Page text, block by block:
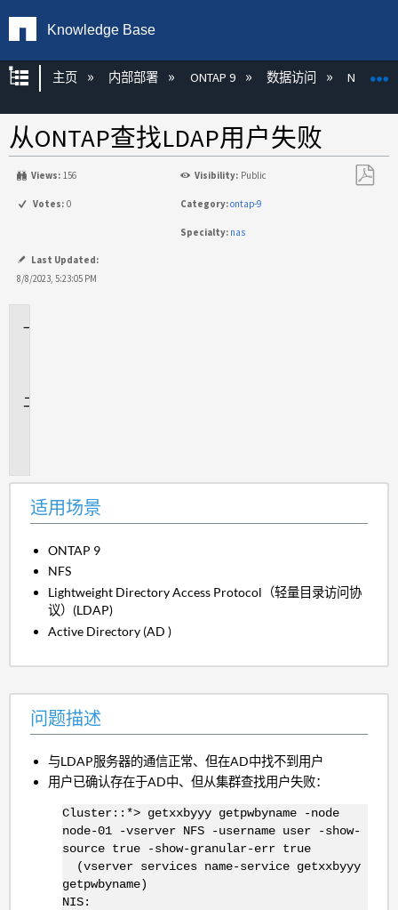
Knowledge Base
扩展/隐缩全局层次
主页 内部部署 ONTAP 9 数据访问 NAS
从ONTAP查找LDAP用户失败
Views: 156 Visibility: Public
Votes: 0 Category:ontap-9
Specialty: nas
Last Updated:
8/8/2023, 5:23:05 PM
适用场景
ONTAP 9
NFS
Lightweight Directory Access Protocol（轻量目录访问协
议）(LDAP)
Active Directory (AD )
问题描述
与LDAP服务器的通信正常、但在AD中找不到用户
用户已确认存在于AD中、但从集群查找用户失败：
Cluster::*> getxxbyyy getpwbyname -node
node-01 -vserver NFS -username user -show-
source true -show-granular-err true
(vserver services name-service getxxbyyy
getpwbyname)
NIS: